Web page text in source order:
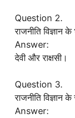
Question 2.
राजनीति विज्ञान के
Answer:
देवी और राक्षसी।
Question 3.
राजनीति विज्ञान
Answer: